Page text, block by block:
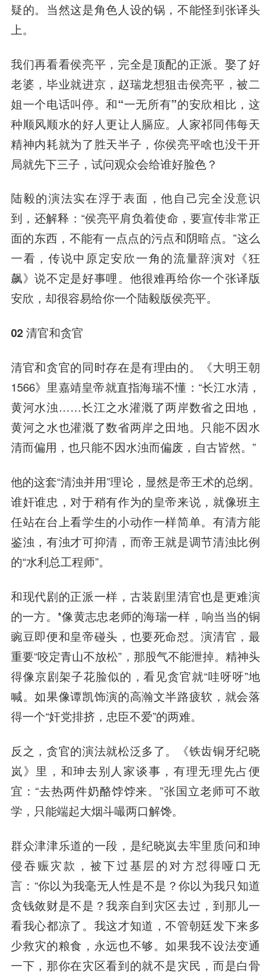
疑的。当然这是角色人设的锅，不能怪到张译头
上。
我们再看看侯亮平，完全是顶配的正派。娶了好
老婆，毕业就进京，赵瑞龙想狙击侯亮平，被二
姐一个电话叫停。和“一无所有”的安欣相比，这
种顺风顺水的好人更让人膈应。
人家祁同伟每天
精神内耗就为了胜天半子，你侯亮平啥也没干开
局就先下三子，试问观众会给谁好脸色？
陆毅的演法实在浮于表面，他自己完全没意识
到，还解释：“侯亮平肩负着使命，要宣传非常正
面的东西，不能有一点点的污点和阴暗点。”这么
一看，传说中原定安欣一角的流量辞演对《狂
飙》说不定是好事哩。他很难再给你一个张译版
安欣，却很容易给你一个陆毅版侯亮平。
02 清官和贪官
清官和贪官的同时存在是有理由的。《大明王朝
1566》里嘉靖皇帝就直指海瑞不懂：“长江水清，
黄河水浊……长江之水灌溉了两岸数省之田地，
黄河之水也灌溉了数省两岸之田地。只能不因水
清而偏用，也只能不因水浊而偏废，自古皆然。”
他的这套“清浊并用”理论，显然是帝王术的总纲。
谁奸谁忠，对于稍有作为的皇帝来说，就像班主
任站在台上看学生的小动作一样简单。有清方能
鉴浊，有浊才可抑清，而帝王就是调节清浊比例
的“水利总工程师”。
和现代剧的正派一样，古装剧里清官也是更难演
的一方。*像黄志忠老师的海瑞一样，响当当的铜
豌豆即便和皇帝碰头，也要死命怼。演清官，最
重要“咬定青山不放松”，那股气不能泄掉。精神头
得像京剧架子花脸似的，看见贪官就“哇呀呀”地
喊。如果像谭凯饰演的高瀚文半路疲软，就会落
得一个“奸党排挤，忠臣不爱”的两难。
反之，贪官的演法就松泛多了。《铁齿铜牙纪晓
岚》里，和珅去别人家谈事，有理无理先占便
宜：“去热两件奶酪饽饽来。”张国立老师可不敢
学，只能端起大烟斗嘬两口解馋。
群众津津乐道的一段，是纪晓岚去牢里质问和珅
侵吞赈灾款，被下过基层的对方怼得哑口无
言：“你以为我毫无人性是不是？你以为我只知道
贪钱敛财是不是？我亲自到灾区去过，到那儿一
看我心都凉了。我这才知道，不管朝廷发下来多
少救灾的粮食，永远也不够。如果我不设法变通
一下，那你在灾区看到的就不是灾民，而是白骨